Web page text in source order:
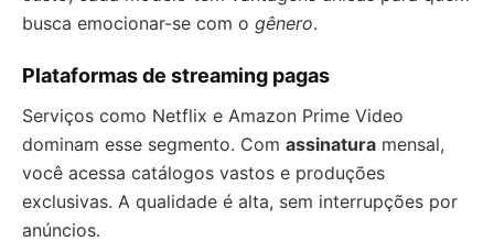
busca emocionar-se com o gênero.
Plataformas de streaming pagas
Serviços como Netflix e Amazon Prime Video
dominam esse segmento. Com assinatura mensal,
você acessa catálogos vastos e produções
exclusivas. A qualidade é alta, sem interrupções por
anúncios.